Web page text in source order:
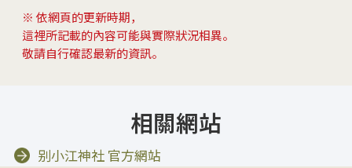
※ 依網頁的更新時期，
這裡所記載的內容可能與實際狀況相異。
敬請自行確認最新的資訊。
相關網站
别小江神社 官方網站